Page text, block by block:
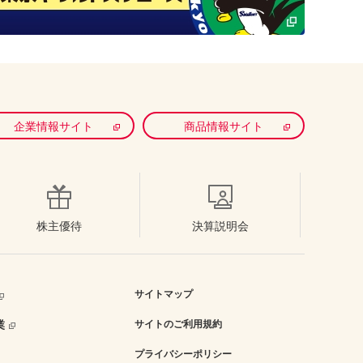
企業情報サイト 商品情報サイト
株主優待 決算説明会
サイトマップ
サイトのご利用規約
プライバシーポリシー